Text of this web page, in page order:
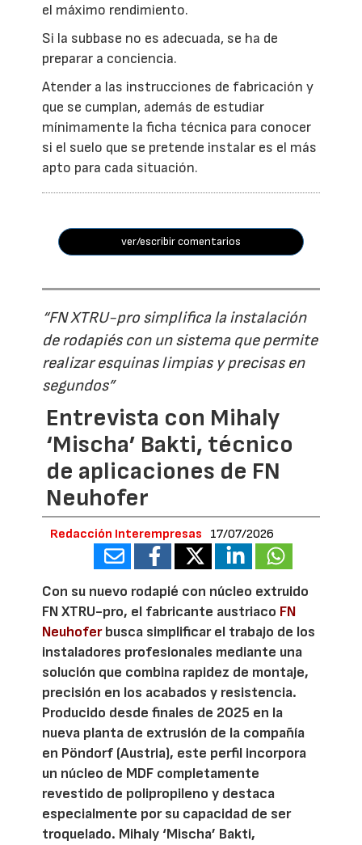
el máximo rendimiento.
Si la subbase no es adecuada, se ha de
preparar a conciencia.
Atender a las instrucciones de fabricación y
que se cumplan, además de estudiar
mínimamente la ficha técnica para conocer
si el suelo que se pretende instalar es el más
apto para cada situación.
ver/escribir comentarios
“FN XTRU-pro simplifica la instalación
de rodapiés con un sistema que permite
realizar esquinas limpias y precisas en
segundos”
Entrevista con Mihaly
‘Mischa’ Bakti, técnico
de aplicaciones de FN
Neuhofer
Redacción Interempresas 17/07/2026
Con su nuevo rodapié con núcleo extruido
FN XTRU-pro, el fabricante austriaco FN
Neuhoferbusca simplificar el trabajo de los
instaladores profesionales mediante una
solución que combina rapidez de montaje,
precisión en los acabados y resistencia.
Producido desde finales de 2025 en la
nueva planta de extrusión de la compañía
en Pöndorf (Austria), este perfil incorpora
un núcleo de MDF completamente
revestido de polipropileno y destaca
especialmente por su capacidad de ser
troquelado. Mihaly ‘Mischa’ Bakti,